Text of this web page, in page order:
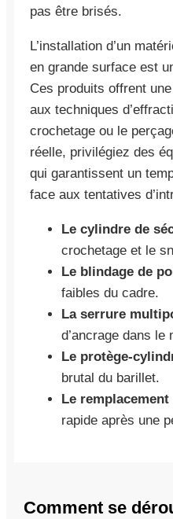
pas être brisés.
L’installation d’un
en grande surface est
Ces produits offrent
aux techniques
crochetage ou le
réelle, privilégiez des
qui garantissent un
face aux tentatives
Le cylindre de
crochetage et le
Le blindage de
faibles du cadre.
La serrure
d’ancrage dans le
Le protège-
brutal du barillet.
Le remplacement
rapide après une
Comment se